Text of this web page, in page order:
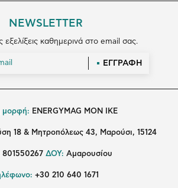
NEWSLETTER
εξελίξεις καθημερινά στο email σας.
ΕΓΓΡΑΦΗ
μορφή: ENERGYMAG MON IKE
18 & Μητροπόλεως 43, Μαρούσι, 15124
801550267 ΔΟΥ: Αμαρουσίου
+30 210 640 1671